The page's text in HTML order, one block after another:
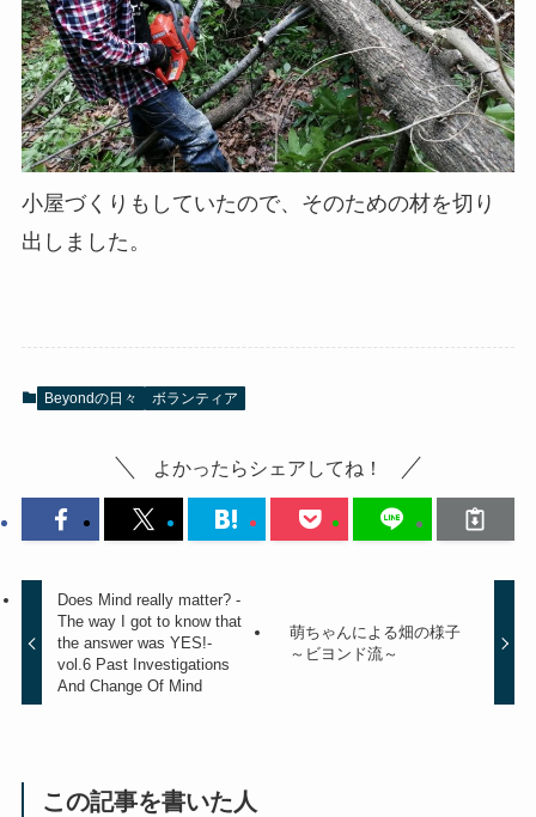
小屋づくりもしていたので、そのための材を切り
出しました。
Beyondの日々 ボランティア
よかったらシェアしてね！
Does Mind really matter? -
The way I got to know that
the answer was YES!-
vol.6 Past Investigations
And Change Of Mind
萌ちゃんによる畑の様子
～ビヨンド流～
この記事を書いた人